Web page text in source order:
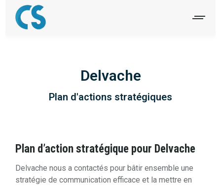
Delvache
Plan d'actions stratégiques
Plan d’action stratégique pour Delvache
Delvache nous a contactés pour bâtir ensemble une
stratégie de communication efficace et la mettre en